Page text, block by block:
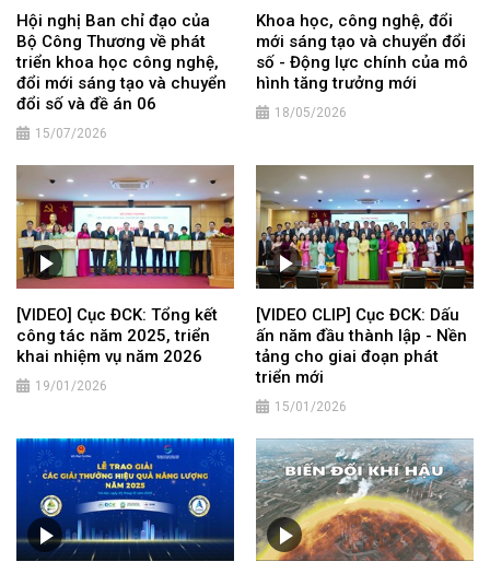
Hội nghị Ban chỉ đạo của
Bộ Công Thương về phát
triển khoa học công nghệ,
đổi mới sáng tạo và chuyển
đổi số và đề án 06
15/07/2026
Khoa học, công nghệ, đổi
mới sáng tạo và chuyển đổi
số - Động lực chính của mô
hình tăng trưởng mới
18/05/2026
[VIDEO] Cục ĐCK: Tổng kết
công tác năm 2025, triển
khai nhiệm vụ năm 2026
19/01/2026
[VIDEO CLIP] Cục ĐCK: Dấu
ấn năm đầu thành lập - Nền
tảng cho giai đoạn phát
triển mới
15/01/2026